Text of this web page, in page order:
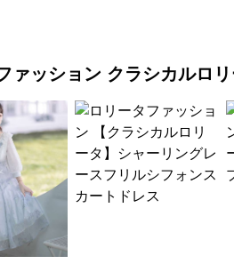
ァッション クラシカルロ